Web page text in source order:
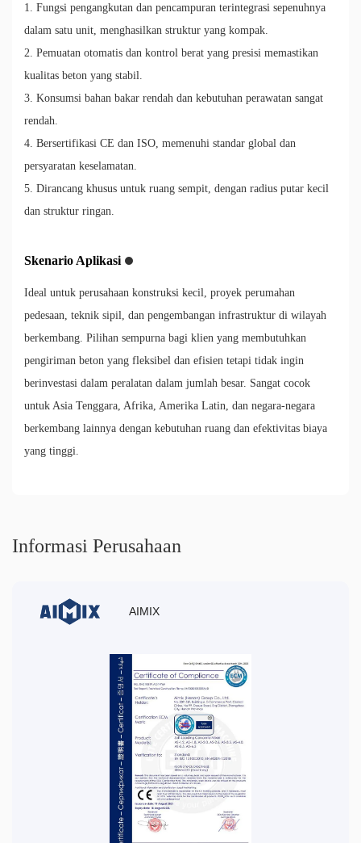
1. Fungsi pengangkutan dan pencampuran terintegrasi sepenuhnya
dalam satu unit, menghasilkan struktur yang kompak.
2. Pemuatan otomatis dan kontrol berat yang presisi memastikan
kualitas beton yang stabil.
3. Konsumsi bahan bakar rendah dan kebutuhan perawatan sangat
rendah.
4. Bersertifikasi CE dan ISO, memenuhi standar global dan
persyaratan keselamatan.
5. Dirancang khusus untuk ruang sempit, dengan radius putar kecil
dan struktur ringan.
Skenario Aplikasi
Ideal untuk perusahaan konstruksi kecil, proyek perumahan
pedesaan, teknik sipil, dan pengembangan infrastruktur di wilayah
berkembang. Pilihan sempurna bagi klien yang membutuhkan
pengiriman beton yang fleksibel dan efisien tetapi tidak ingin
berinvestasi dalam peralatan dalam jumlah besar. Sangat cocok
untuk Asia Tenggara, Afrika, Amerika Latin, dan negara-negara
berkembang lainnya dengan kebutuhan ruang dan efektivitas biaya
yang tinggi.
Informasi Perusahaan
AIMIX